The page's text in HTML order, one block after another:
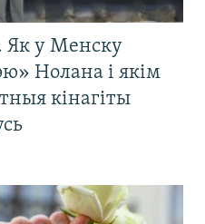
Як у Менску
Нолана і якім
кінагіты